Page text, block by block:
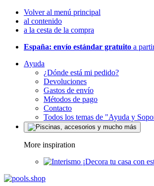
Volver al menú principal
al contenido
a la cesta de la compra
España: envío estándar gratuito a
Ayuda
¿Dónde está mi pedido?
Devoluciones
Gastos de envío
Métodos de pago
Contacto
Todos los temas de "Ayuda y
More inspiration
¡Decora tu casa con